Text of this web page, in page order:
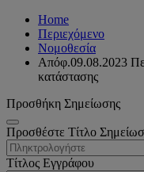
Home
Περιεχόμενο
Νομοθεσία
Απόφ.09.08.2023
κατάστασης
Προσθήκη Σημείωσης
Προσθέστε Τίτλο
Τίτλος Εγγράφου